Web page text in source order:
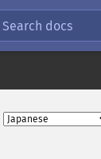
Search docs